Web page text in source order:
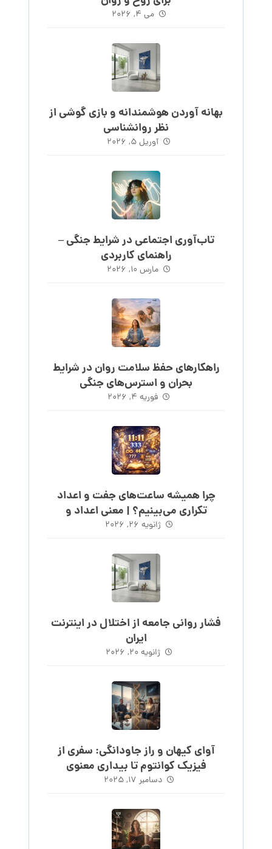
می ۴, ۲۰۲۶
بهانه آوردن هوشمندانه و بازی گوشی از
نظر روانشناسی
آوریل ۵, ۲۰۲۶
تاب‌آوری اجتماعی در شرایط جنگی –
راهنمای کاربردی
مارس ۱۰, ۲۰۲۶
راهکارهای حفظ سلامت روان در شرایط
بحران و استرس‌های جنگی
فوریه ۴, ۲۰۲۶
چرا همیشه ساعت‌های جفت و اعداد
تکراری می‌بینیم؟ | معنی اعداد و
ساعت‌های روند
ژانویه ۲۶, ۲۰۲۶
فشار روانی جامعه از اختلال در اینترنت
ایران
ژانویه ۲۰, ۲۰۲۶
آوای کیهان و راز جاودانگی: سفری از
فیزیک کوانتوم تا بیداری معنوی
دسامبر ۱۷, ۲۰۲۵